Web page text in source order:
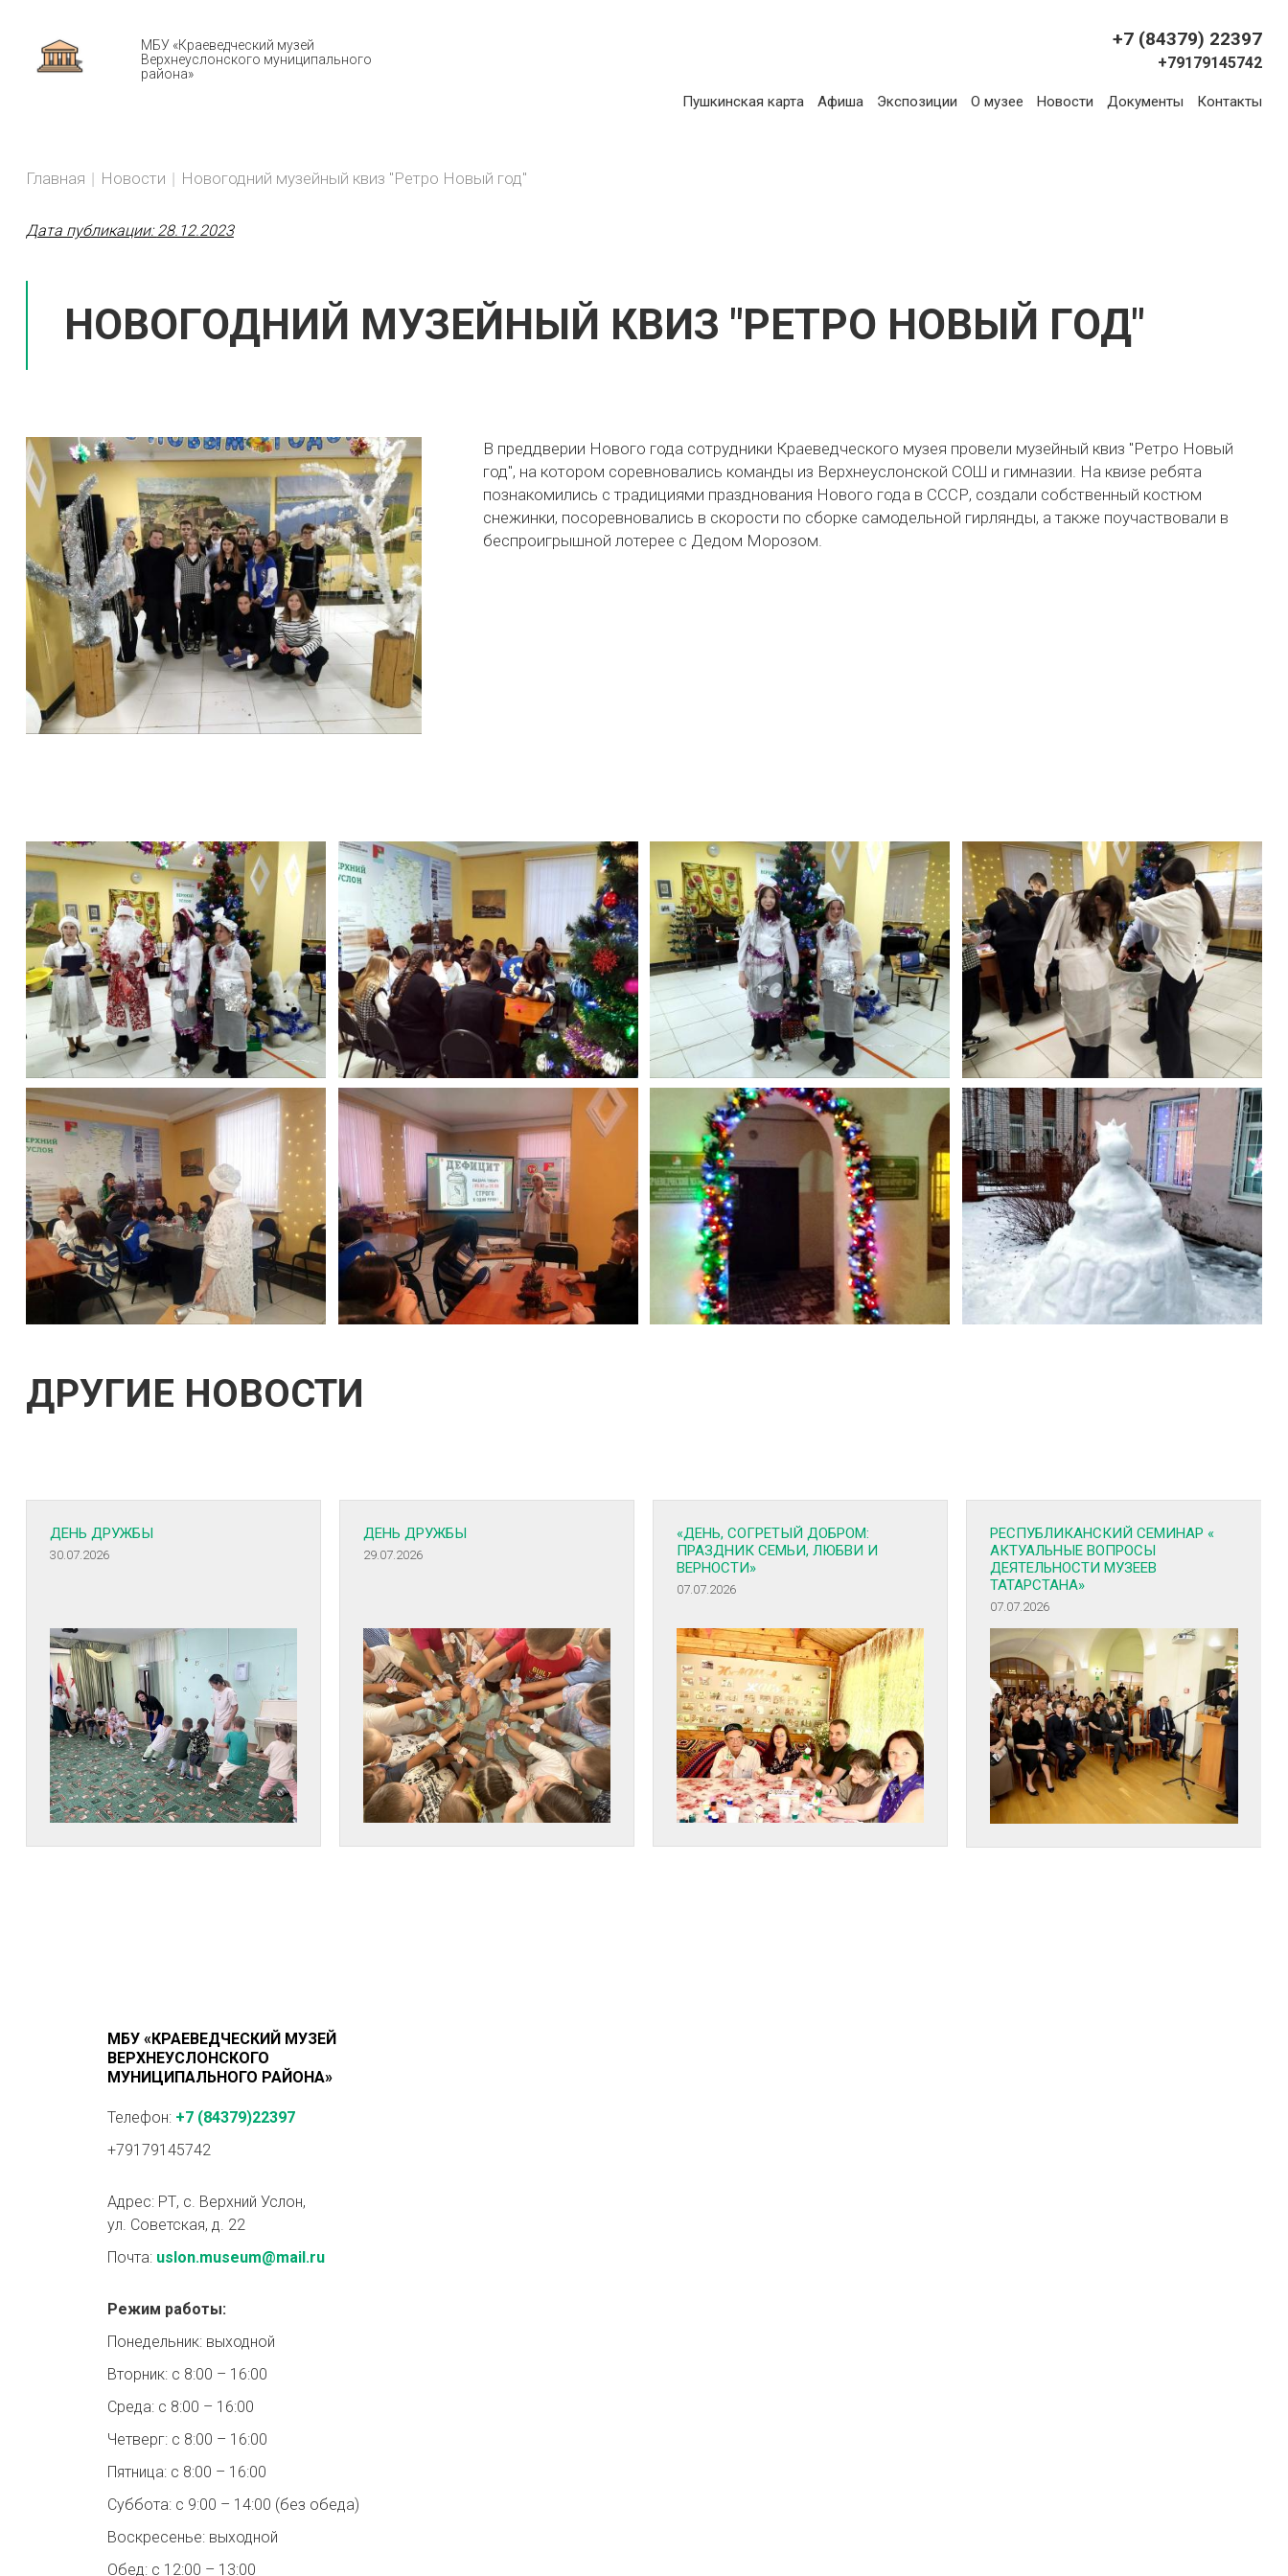
МБУ «Краеведческий музей
Верхнеуслонского муниципального
района»
+7 (84379) 22397
+79179145742
Пушкинская карта Афиша Экспозиции О музее Новости Документы Контакты
BREADCRUMBS
You
are
Главная Новости Новогодний музейный квиз "Ретро Новый год"
Дата публикации:28.12.2023
НОВОГОДНИЙ МУЗЕЙНЫЙ КВИЗ "РЕТРО НОВЫЙ ГОД"
В преддверии Нового года сотрудники Краеведческого музея провели музейный квиз "Ретро Новый
год", на котором соревновались команды из Верхнеуслонской СОШ и гимназии. На квизе ребята
познакомились с традициями празднования Нового года в СССР, создали собственный костюм
снежинки, посоревновались в скорости по сборке самодельной гирлянды, а также поучаствовали в
беспроигрышной лотерее с Дедом Морозом.
ДРУГИЕ НОВОСТИ
ДЕНЬ ДРУЖБЫ
30.07.2026
ДЕНЬ ДРУЖБЫ
29.07.2026
«ДЕНЬ, СОГРЕТЫЙ ДОБРОМ:
ПРАЗДНИК СЕМЬИ, ЛЮБВИ И
ВЕРНОСТИ»
07.07.2026
РЕСПУБЛИКАНСКИЙ СЕМИНАР «
АКТУАЛЬНЫЕ ВОПРОСЫ
ДЕЯТЕЛЬНОСТИ МУЗЕЕВ
ТАТАРСТАНА»
07.07.2026
МБУ «КРАЕВЕДЧЕСКИЙ МУЗЕЙ
ВЕРХНЕУСЛОНСКОГО
МУНИЦИПАЛЬНОГО РАЙОНА»
Телефон: +7 (84379)22397
+79179145742
Адрес: РТ, с. Верхний Услон,
ул. Советская, д. 22
Почта: uslon.museum@mail.ru
Режим работы:
Понедельник: выходной
Вторник: с 8:00 – 16:00
Среда: с 8:00 – 16:00
Четверг: с 8:00 – 16:00
Пятница: с 8:00 – 16:00
Суббота: с 9:00 – 14:00 (без обеда)
Воскресенье: выходной
Обед: с 12:00 – 13:00